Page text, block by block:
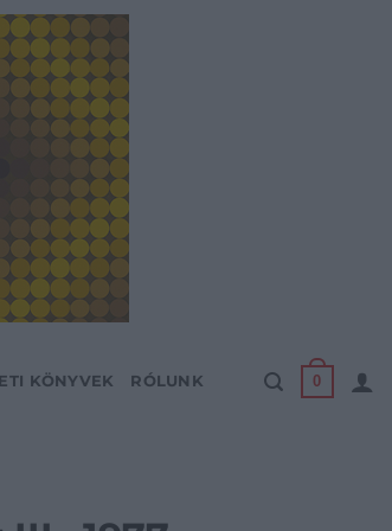
KÖNYVEK RÓLUNK 0